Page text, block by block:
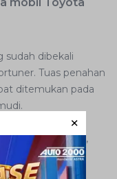
mobil Toyota
sudah dibekali
Tuas penahan
ditemukan pada
samping tuas,
untuk mulai